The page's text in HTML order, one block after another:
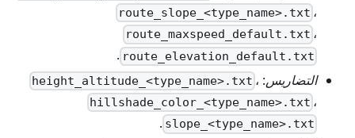
route_slope_<type_name>.txt ،
route_maxspeed_default.txt ،
route_elevation_default.txt
.
التضاريس:
height_altitude_<type_name>.txt ،
hillshade_color_<type_name>.txt ،
slope_<type_name>.txt
.